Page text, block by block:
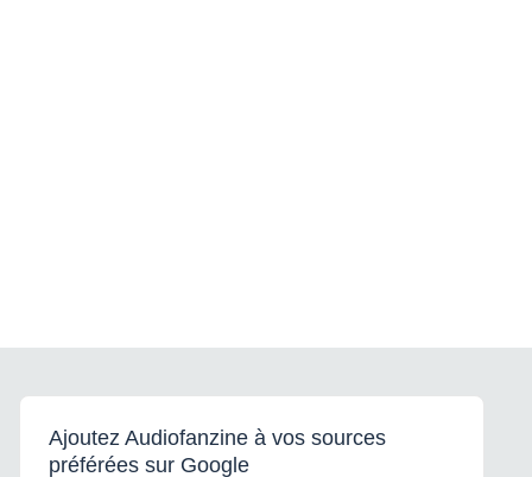
Ajoutez Audiofanzine à vos sources
préférées sur Google